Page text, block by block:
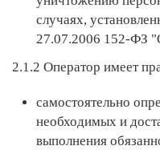
случаях,
27.07.2006 152-ФЗ
2.1.2 Оператор имеет
самостоятельно
необходимых и
выполнения